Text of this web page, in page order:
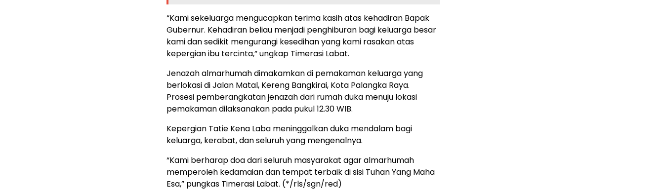
“Kami sekeluarga mengucapkan terima kasih atas kehadiran Bapak
Gubernur. Kehadiran beliau menjadi penghiburan bagi keluarga besar
kami dan sedikit mengurangi kesedihan yang kami rasakan atas
kepergian ibu tercinta,” ungkap Timerasi Labat.
Jenazah almarhumah dimakamkan di pemakaman keluarga yang
berlokasi di Jalan Matal, Kereng Bangkirai, Kota Palangka Raya.
Prosesi pemberangkatan jenazah dari rumah duka menuju lokasi
pemakaman dilaksanakan pada pukul 12.30 WIB.
Kepergian Tatie Kena Laba meninggalkan duka mendalam bagi
keluarga, kerabat, dan seluruh yang mengenalnya.
“Kami berharap doa dari seluruh masyarakat agar almarhumah
memperoleh kedamaian dan tempat terbaik di sisi Tuhan Yang Maha
Esa,” pungkas Timerasi Labat. (*/rls/sgn/red)